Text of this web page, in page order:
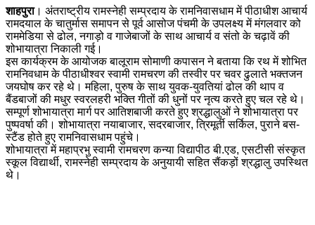
शाहपुरा। अंतराष्ट्रीय रामस्नेही सम्प्रदाय के रामनिवासधाम में पीठाधीश आचार्य
रामदयाल के चातुर्मास समापन से पूर्व आसोज पंचमी के उपलक्ष्य में मंगलवार को
राममेडिया से ढोल, नगाड़ो व गाजेबाजों के साथ आचार्य व संतो के चढ़ावें की
शोभायात्रा निकाली गई।
इस कार्यक्रम के आयोजक बालूराम सोमाणी कपासन ने बताया कि रथ में शोभित
रामनिवधाम के पीठाधीश्वर स्वामी रामचरण की तस्वीर पर चवर ढुलाते भक्तजन
जयघोष कर रहे थे। महिला, पुरुष के साथ युवक-युवतियां ढोल की थाप व
बैंडबाजों की मधुर स्वरलहरी भक्ति गीतों की धुनों पर नृत्य करते हुए चल रहे थे।
सम्पूर्ण शोभायात्रा मार्ग पर आतिशबाजी करते हुए श्रद्धालुओं ने शोभायात्रा पर
पुष्पवर्षा की। शोभायात्रा नयाबाजार, सदरबाजार, त्रिमूर्ती सर्किल, पुराने बस-
स्टैंड होते हुए रामनिवासधाम पहुंचे।
शोभायात्रा में महाप्रभु स्वामी रामचरण कन्या विद्यापीठ बी.एड, एसटीसी संस्कृत
स्कूल विद्यार्थी, रामस्नेही सम्प्रदाय के अनुयायी सहित सैंकड़ों श्रद्धालु उपस्थित
थे।